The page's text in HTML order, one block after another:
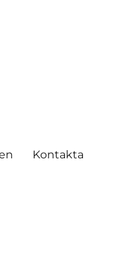
Kontakta